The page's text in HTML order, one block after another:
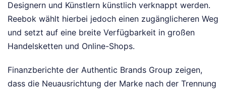
Designern und Künstlern künstlich verknappt werden.
Reebok wählt hierbei jedoch einen zugänglicheren Weg
und setzt auf eine breite Verfügbarkeit in großen
Handelsketten und Online-Shops.
Finanzberichte der Authentic Brands Group zeigen,
dass die Neuausrichtung der Marke nach der Trennung